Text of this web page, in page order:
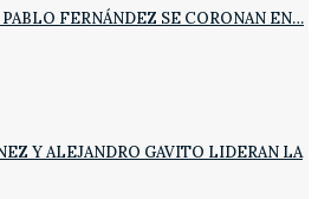
FERNÁNDEZ SE CORONAN EN…
Y ALEJANDRO GAVITO LIDERAN LA